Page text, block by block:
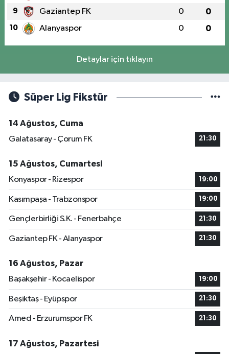
9 Gaziantep FK 0 0
10 Alanyaspor 0 0
Detaylar için tıklayın
Süper Lig Fikstür
14 Ağustos, Cuma
Galatasaray - Çorum FK
21:30
15 Ağustos, Cumartesi
Konyaspor - Rizespor
19:00
Kasımpaşa - Trabzonspor 19:00
Gençlerbirliği S.K. - Fenerbahçe 21:30
Gaziantep FK - Alanyaspor 21:30
16 Ağustos, Pazar
Başakşehir - Kocaelispor
19:00
Beşiktaş - Eyüpspor 21:30
Amed - Erzurumspor FK 21:30
17 Ağustos, Pazartesi